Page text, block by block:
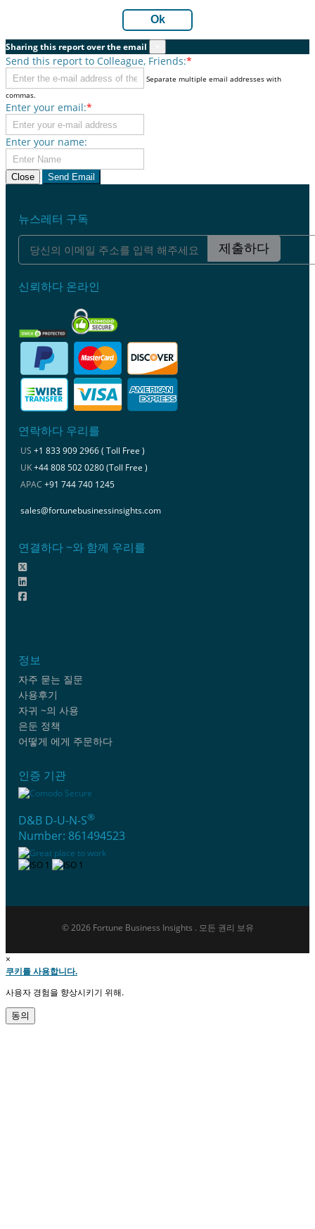
Ok
Sharing this report over the email
Send this report to Colleague, Friends:*
Separate multiple email addresses with
commas.
Enter your email:*
Enter your name:
Close Send Email
뉴스레터 구독
제출하다
신뢰하다 온라인
연락하다 우리를
US +1 833 909 2966 ( Toll Free )
UK+44 808 502 0280 (Toll Free )
APAC +91 744 740 1245
sales@fortunebusinessinsights.com
연결하다 ~와 함께 우리를
정보
자주 묻는 질문
사용후기
자귀 ~의 사용
은둔 정책
어떻게 에게 주문하다
인증 기관
D&B D-U-N-S®
Number: 861494523
© 2026 Fortune Business Insights . 모든 권리 보유
×
쿠키를 사용합니다.
사용자 경험을 향상시키기 위해.
동의